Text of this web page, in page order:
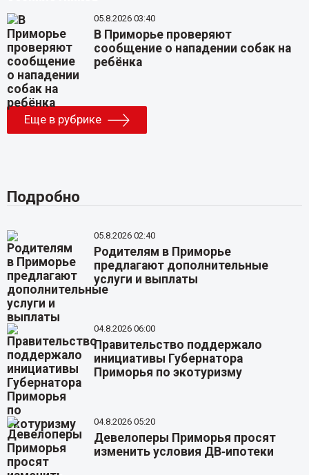
05.8.2026 03:40
В Приморье проверяют
сообщение о нападении собак на
ребёнка
Еще в рубрике
Подробно
05.8.2026 02:40
Родителям в Приморье
предлагают дополнительные
услуги и выплаты
04.8.2026 06:00
Правительство поддержало
инициативы Губернатора
Приморья по экотуризму
04.8.2026 05:20
Девелоперы Приморья просят
изменить условия ДВ‑ипотеки